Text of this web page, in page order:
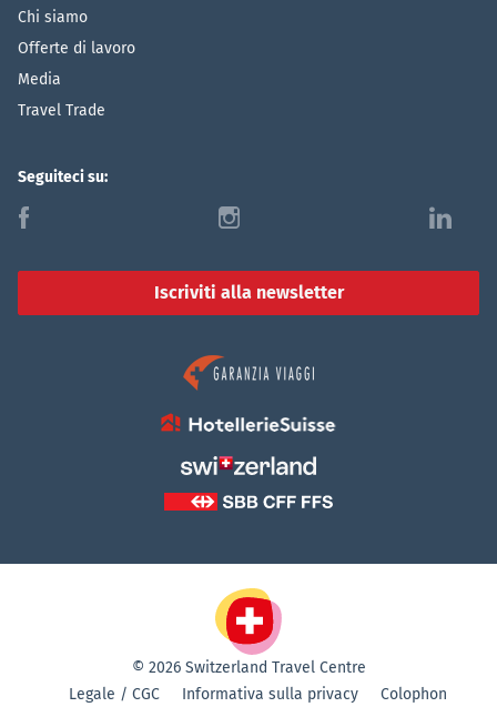
Chi siamo
Offerte di lavoro
Media
Travel Trade
Seguiteci su:
f i l
Iscriviti alla newsletter
© 2026 Switzerland Travel Centre
Legale / CGC
Informativa sulla privacy Colophon